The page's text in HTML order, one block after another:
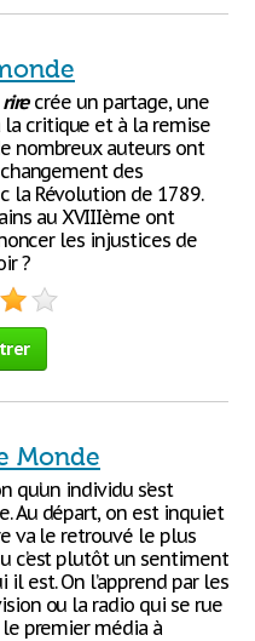
rirecrée un partage, une
cri­tique et à la remise
nombreux auteurs ont
des
la Révolution de 1789.
au XVIIIème ont
les injustices de
?
Monde
individu s’est
Au départ, on est inquiet
va le retrouvé le plus
c’est plutôt un sentiment
est. On l’apprend par les
ou la radio qui se rue
premier média à